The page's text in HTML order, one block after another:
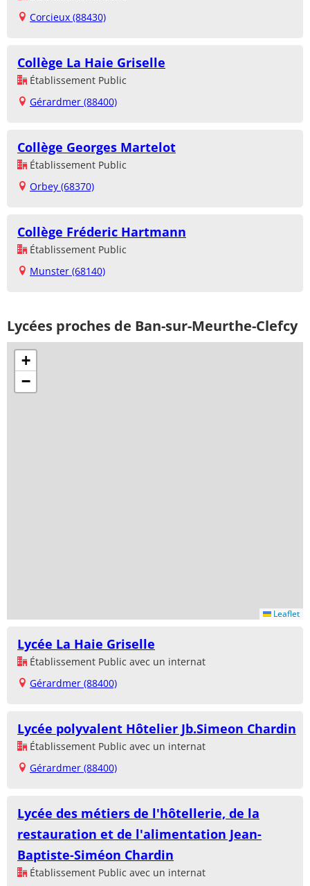
Corcieux (88430)
Collège La Haie Griselle
Établissement Public
Gérardmer (88400)
Collège Georges Martelot
Établissement Public
Orbey (68370)
Collège Fréderic Hartmann
Établissement Public
Munster (68140)
Lycées proches de Ban-sur-Meurthe-Clefcy
+
−
Leaflet
Lycée La Haie Griselle
Établissement Public avec un internat
Gérardmer (88400)
Lycée polyvalent Hôtelier Jb.Simeon Chardin
Établissement Public avec un internat
Gérardmer (88400)
Lycée des métiers de l'hôtellerie, de la
restauration et de l'alimentation Jean-
Baptiste-Siméon Chardin
Établissement Public avec un internat